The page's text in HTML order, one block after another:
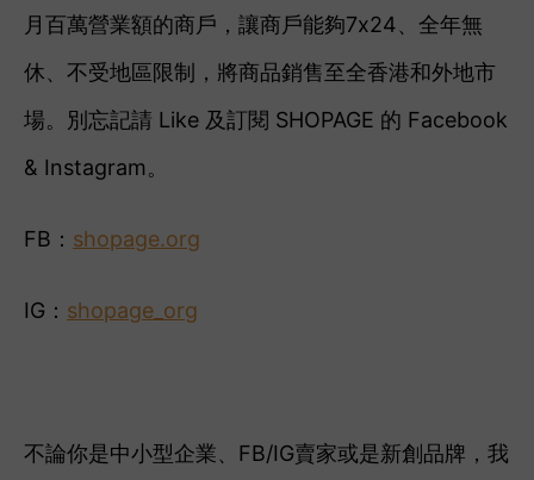
月百萬營業額的商戶，讓商戶能夠7x24、全年無
休、不受地區限制，將商品銷售至全香港和外地市
場。別忘記請 Like 及訂閱 SHOPAGE 的 Facebook
& Instagram。
FB： shopage.org
IG： shopage_org
不論你是中小型企業、FB/IG賣家或是新創品牌，我